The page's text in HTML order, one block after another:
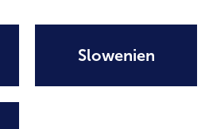
Slowenien